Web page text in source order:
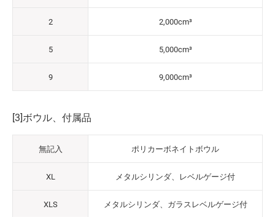
2 2,000cm³
5 5,000cm³
9 9,000cm³
[3]ボウル、付属品
無記入 ポリカーボネイトボウル
XL メタルシリンダ、レベルゲージ付
XLS メタルシリンダ、ガラスレベルゲージ付